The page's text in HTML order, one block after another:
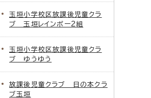
玉垣小学校区放課後児童クラ
ブ 玉垣レインボー2組
玉垣小学校区放課後児童クラ
ブ ゆうゆう
放課後児童クラブ 日の本クラ
ブ玉垣